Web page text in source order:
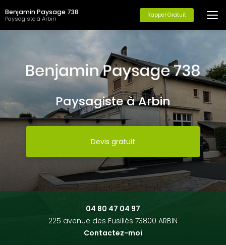
au
contenu
principal
Benjamin Paysage 738
Paysagiste à Arbin Rappel Gratuit
Paysagiste à Arbin
Devis gratuit
04 80 47 04 97
225 avenue des Fusillés 73800 ARBIN
Contactez-moi